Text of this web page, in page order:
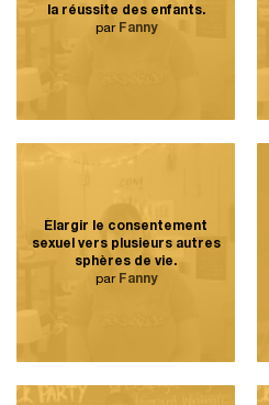
la réussite des enfants.
par Fanny
Élargir le consentement
sexuel vers plusieurs autres
sphères de vie.
par Fanny